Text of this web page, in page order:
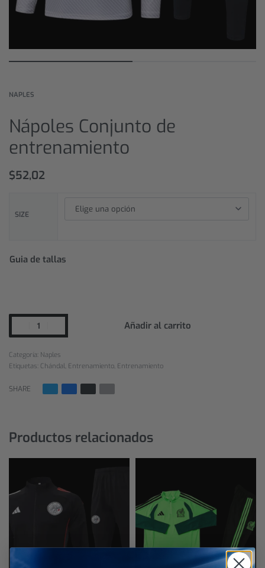
NAPLES
Nápoles Conjunto de
entrenamiento
$52,02
SIZE
Guia de tallas
Añadir al carrito
Categoría: Naples
Etiquetas: Chándal Entrenamiento Entrenamiento
SHARE
Productos relacionados